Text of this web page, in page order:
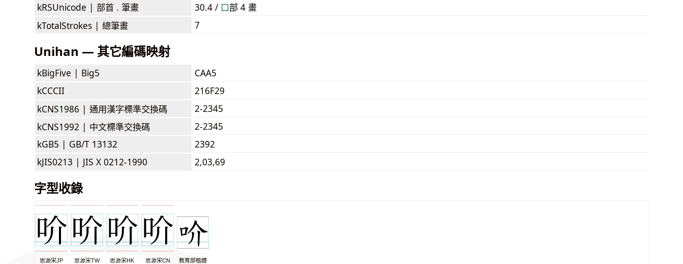
kRSUnicode | 部首 . 筆畫 30.4 / ⼝部 4 畫
kTotalStrokes | 總筆畫 7
Unihan — 其它編碼映射
kBigFive | Big5
CAA5
kCCCII
216F29
kCNS1986 | 通用漢字標準交換碼
2-2345
kCNS1992 | 中文標準交換碼
2-2345
kGB5 | GB/T 13132
2392
kJIS0213 | JIS X 0212-1990 2,03,69
字型收錄
思源宋JP 思源宋TW 思源宋HK 思源宋CN 教育部楷體